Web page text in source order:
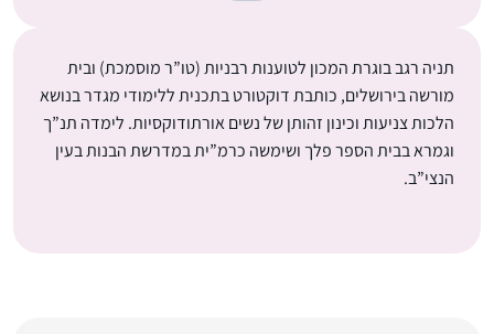
תניה רגב בוגרת המכון לטוענות רבניות (טו”ר מוסמכת) ובית
מורשה בירושלים, כותבת דוקטורט בתכנית ללימודי מגדר בנושא
הלכות צניעות וכינון זהותן של נשים אורתודוקסיות. לימדה תנ”ך
וגמרא בבית הספר פלך ושימשה כרמ”ית במדרשת הבנות בעין
הנצי”ב.